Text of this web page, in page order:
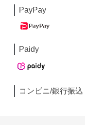
PayPay
Paidy
コンビニ/銀行振込